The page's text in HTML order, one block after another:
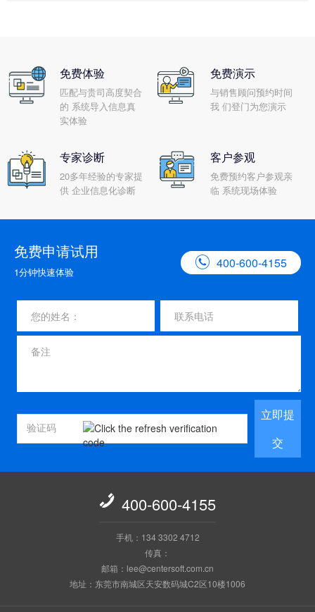
免费体验
匹配与贵司高度契合
的 系统导入信息真
实体验
免费演示
与销售顾问预约时间
我 们登门为您演示
专家诊断
20多年经验的专家提
供 企业信息化诊断
客户参观
免费预约客户参观亲
临 系统现场体验
免费申请试用
1分钟快速体验
 400-600-4155
立即提
交
 400-600-4155
手机：134 3302 4712
传真：
邮箱：lee@centersoft.com.cn
地址：东莞市南城区天安数码城C2区10楼1006